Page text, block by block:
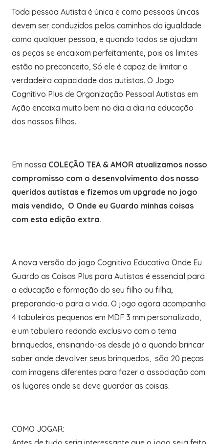
Toda pessoa Autista é única e como pessoas únicas
devem ser conduzidos pelos caminhos da igualdade
como qualquer pessoa, e quando todos se ajudam
as peças se encaixam perfeitamente, pois os limites
estão no preconceito, Só ele é capaz de limitar a
verdadeira capacidade dos autistas. O Jogo
Cognitivo Plus de Organização Pessoal Autistas em
Ação encaixa muito bem no dia a dia na educação
dos nossos filhos.
Em nossa COLEÇÃO TEA & AMOR atualizamos nosso
compromisso com o desenvolvimento dos nosso
queridos autistas e fizemos um upgrade no jogo
mais vendido, O Onde eu Guardo minhas coisas
com esta edição extra.
A nova versão do jogo Cognitivo Educativo Onde Eu
Guardo as Coisas Plus para Autistas é essencial para
a educação e formação do seu filho ou filha,
preparando-o para a vida. O jogo agora acompanha
4 tabuleiros pequenos em MDF 3 mm personalizado,
e um tabuleiro redondo exclusivo com o tema
brinquedos, ensinando-os desde já a quando brincar
saber onde devolver seus brinquedos, são 20 peças
com imagens diferentes para fazer a associação com
os lugares onde se deve guardar as coisas.
COMO JOGAR: